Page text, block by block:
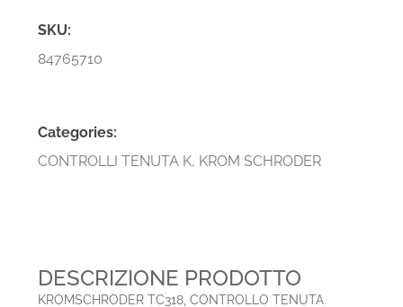
SKU:
84765710
Categories:
CONTROLLI TENUTA K, KROM SCHRODER
DESCRIZIONE PRODOTTO
KROMSCHRODER TC318, CONTROLLO TENUTA